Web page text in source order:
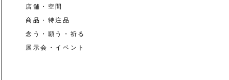
店舗・空間
商品・特注品
念う・願う・祈る
展示会・イベント